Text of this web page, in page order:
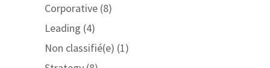
Corporative (8)
Leading (4)
Non classifié(e) (1)